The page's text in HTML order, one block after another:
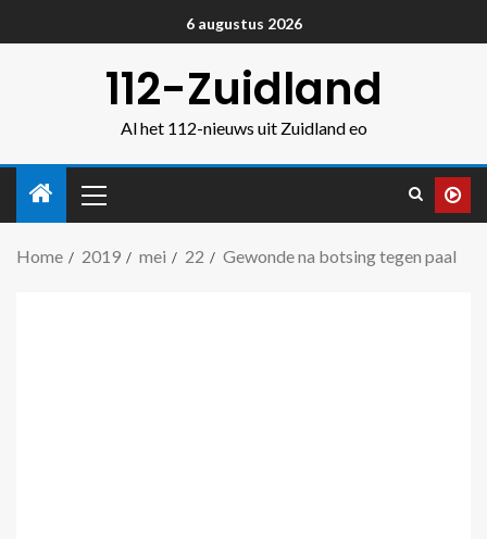
6 augustus 2026
112-Zuidland
Al het 112-nieuws uit Zuidland eo
Home 2019 mei 22 Gewonde na botsing tegen paal